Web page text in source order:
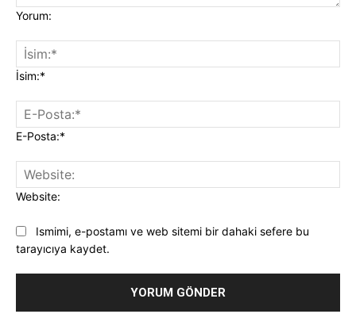
Yorum:
İsim:*
E-Posta:*
Website:
Ismimi, e-postamı ve web sitemi bir dahaki sefere bu
tarayıcıya kaydet.